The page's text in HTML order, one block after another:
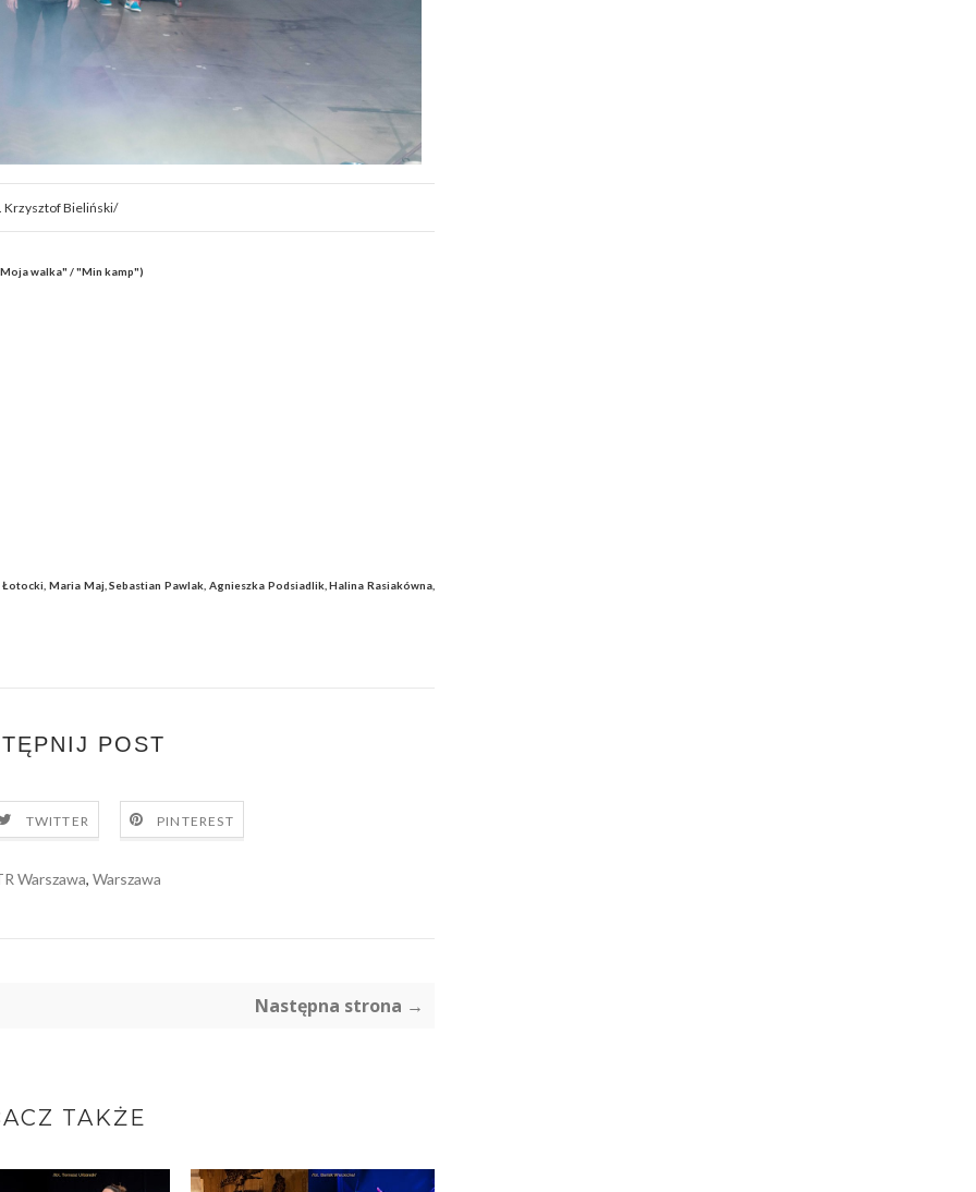
Krzysztof Bieliński/
walka" / "Min kamp")
Maria Maj, Sebastian Pawlak, Agnieszka Podsiadlik, Halina Rasiakówna,
POST
TWITTER PINTEREST
Warszawa, Warszawa
Następna strona →
TAKŻE